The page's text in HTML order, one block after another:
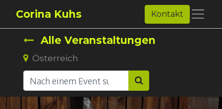
Corina Kuhs Kontakt
Alle Veranstaltungen
Österreich